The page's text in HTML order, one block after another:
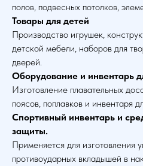
полов, подвесных потолков,
Товары для детей
Производство игрушек,
детской мебели, наборов для
дверей.
Оборудование и инвентарь
Изготовление плавательных
поясов, поплавков и инвентаря
Спортивный инвентарь и
защиты.
Применяется для изготовления
противоударных вкладышей в